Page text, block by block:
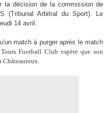
la décision de la commission de
(Tribunal Arbitral du Sport). Le
14 avril.
match à purger après le match
Football Club espère que son
Châteauroux.